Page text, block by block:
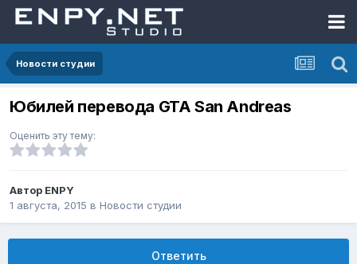
Новости студии
Юбилей перевода GTA San Andreas
Оценить эту тему:
Автор ENPY
1 августа, 2015 в Новости студии
Ответить